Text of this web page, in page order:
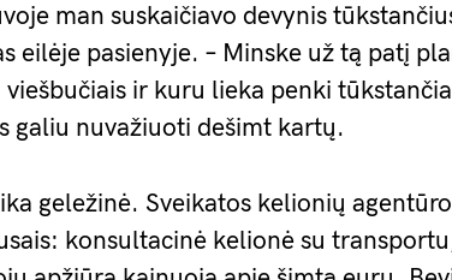
man suskaičiavo devynis
eilėje pasienyje. – Minske už tą patį
viešbučiais ir kuru lieka penki
galiu nuvažiuoti dešimt kartų.
geležinė. Sveikatos kelionių
konsultacinė kelionė su